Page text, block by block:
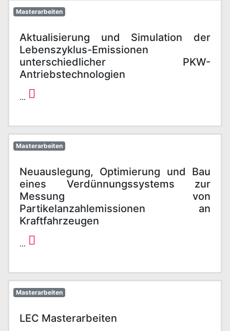
Masterarbeiten
Aktualisierung und Simulation der
Lebenszyklus-Emissionen
unterschiedlicher PKW-
Antriebstechnologien
...
Masterarbeiten
Neuauslegung, Optimierung und Bau
eines Verdünnungssystems zur
Messung von
Partikelanzahlemissionen an
Kraftfahrzeugen
...
Masterarbeiten
LEC Masterarbeiten